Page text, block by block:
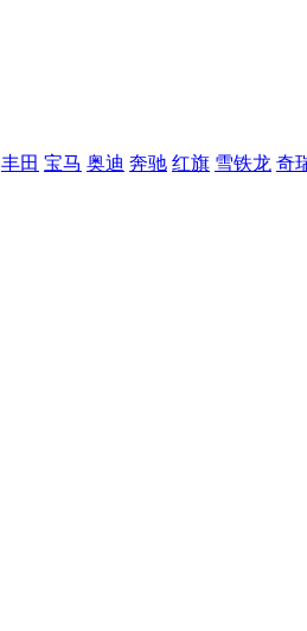
丰田 宝马 奥迪 奔驰 红旗 雪铁龙 奇